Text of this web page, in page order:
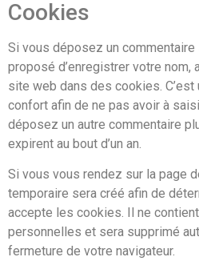
Cookies
Si vous déposez un
proposé d’enregistrer votre
site web dans des cookies. C’est
confort afin de ne pas avoir à
déposez un autre commentaire
expirent au bout d’un an.
Si vous vous rendez sur la page
temporaire sera créé afin de
accepte les cookies. Il ne
personnelles et sera supprimé
fermeture de votre navigateur.